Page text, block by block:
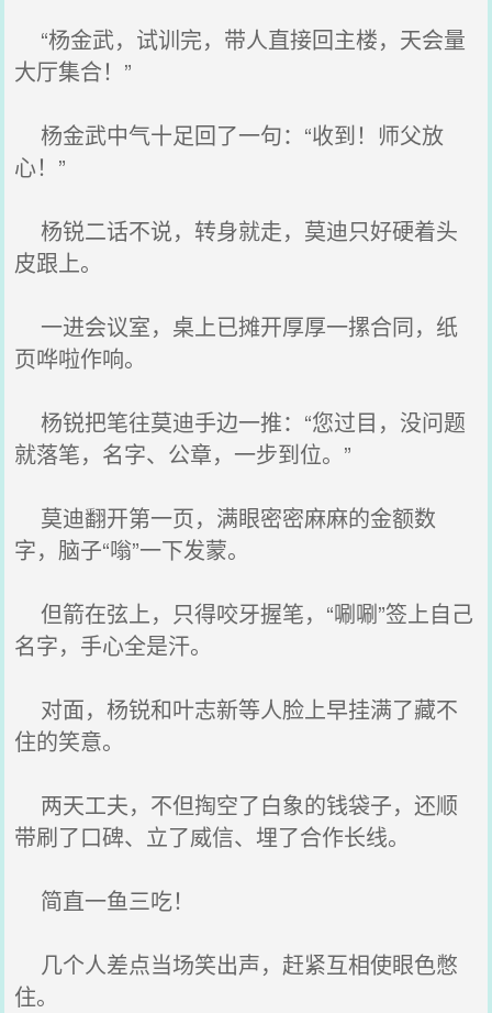
“杨金武，试训完，带人直接回主楼，天会量
大厅集合！”
杨金武中气十足回了一句：“收到！师父放
心！”
杨锐二话不说，转身就走，莫迪只好硬着头
皮跟上。
一进会议室，桌上已摊开厚厚一摞合同，纸
页哗啦作响。
杨锐把笔往莫迪手边一推：“您过目，没问题
就落笔，名字、公章，一步到位。”
莫迪翻开第一页，满眼密密麻麻的金额数
字，脑子“嗡”一下发蒙。
但箭在弦上，只得咬牙握笔，“唰唰”签上自己
名字，手心全是汗。
对面，杨锐和叶志新等人脸上早挂满了藏不
住的笑意。
两天工夫，不但掏空了白象的钱袋子，还顺
带刷了口碑、立了威信、埋了合作长线。
简直一鱼三吃！
几个人差点当场笑出声，赶紧互相使眼色憋
住。